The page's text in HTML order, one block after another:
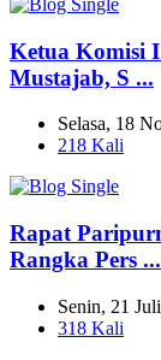
Ketua Komisi
Mustajab, S ...
Selasa, 18
218 Kali
Rapat
Rangka Pers ...
Senin, 21
318 Kali